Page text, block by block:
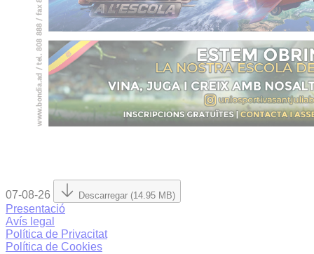
07-08-26 Descarregar (14.95 MB)
Presentació
Avís legal
Política de Privacitat
Política de Cookies